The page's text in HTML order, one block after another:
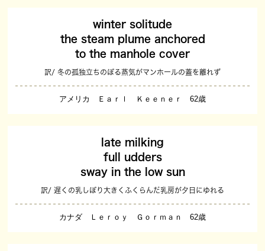
winter solitude
the steam plume anchored
to the manhole cover
訳/ 冬の孤独立ちのぼる蒸気がマンホールの蓋を離れず
アメリカ Ｅａｒｌ Ｋｅｅｎｅｒ 62歳
late milking
full udders
sway in the low sun
訳/ 遅くの乳しぼり大きくふくらんだ乳房が夕日にゆれる
カナダ Ｌｅｒｏｙ Ｇｏｒｍａｎ 62歳